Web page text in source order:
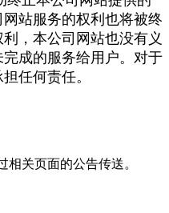
站服务的权利也将被终
，本公司网站也没有义
成的服务给用户。对于
任何责任。
关页面的公告传送。